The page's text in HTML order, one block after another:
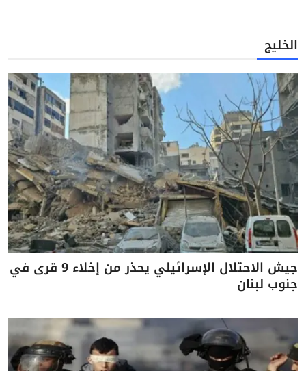
الخليج
جيش الاحتلال الإسرائيلي يحذر من إخلاء 9 قرى في
جنوب لبنان